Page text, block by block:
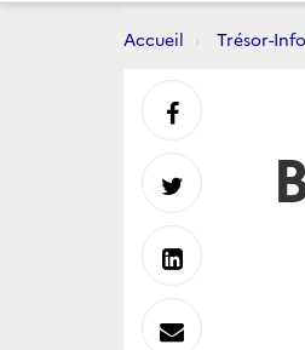
Accueil Trésor-Info
Partager
sur
Partager
sur
Partager
sur
Envoyer